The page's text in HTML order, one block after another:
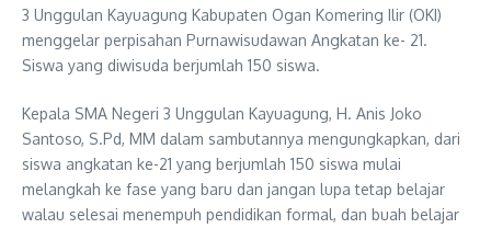
3 Unggulan Kayuagung Kabupaten Ogan Komering Ilir (OKI)
menggelar perpisahan Purnawisudawan Angkatan ke- 21.
Siswa yang diwisuda berjumlah 150 siswa.
Kepala SMA Negeri 3 Unggulan Kayuagung, H. Anis Joko
Santoso, S.Pd, MM dalam sambutannya mengungkapkan, dari
siswa angkatan ke-21 yang berjumlah 150 siswa mulai
melangkah ke fase yang baru dan jangan lupa tetap belajar
walau selesai menempuh pendidikan formal, dan buah belajar